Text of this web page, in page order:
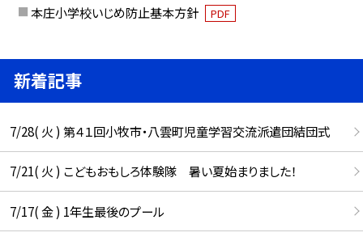
本庄小学校いじめ防止基本方針 PDF
新着記事
7/28( 火 ) 第４１回小牧市・八雲町児童学習交流派遣団結団式
7/21( 火 ) こどもおもしろ体験隊 暑い夏始まりました！
7/17( 金 ) 1年生最後のプール